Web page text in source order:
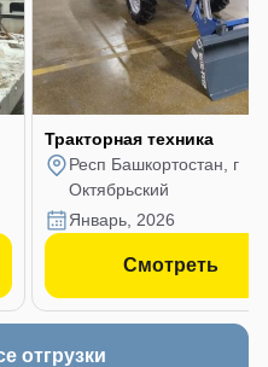
Тракторная техника
Респ Башкортостан, г
Октябрьский
январь, 2026
Смотреть
отгрузки